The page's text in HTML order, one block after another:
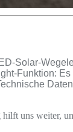
Solar-
Funktion:
uns weiter,